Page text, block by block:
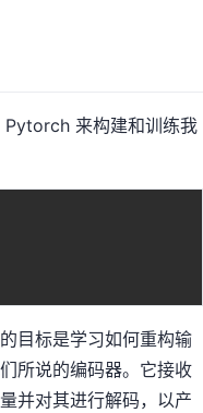
来构建和训练我
目标是学习如何重构输
所说的编码器。它接收
并对其进行解码，以产